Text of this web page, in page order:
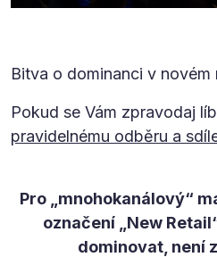
Bitva o dominanci v novém
Pokud se Vám zpravodaj
pravidelnému odběru a
Pro „mnohokanálový“
označení „New
dominovat, není